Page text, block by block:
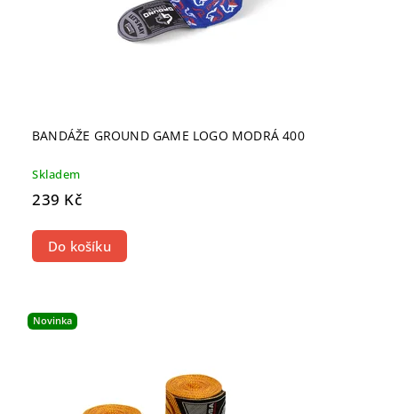
BANDÁŽE GROUND GAME LOGO MODRÁ 400
Skladem
239 Kč
Do košíku
Novinka